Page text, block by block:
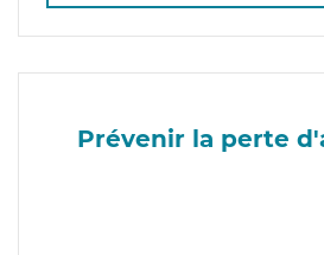
Prévenir la perte